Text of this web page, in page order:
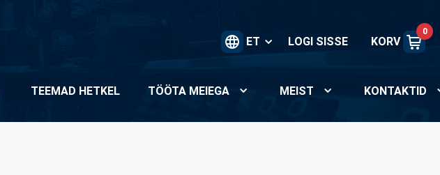
ET LOGI SISSE KORV
0
TEEMAD HETKEL TÖÖTA MEIEGA MEIST KONTAKTID